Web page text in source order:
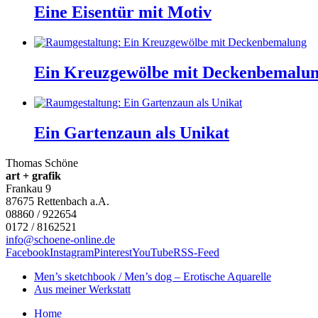
Eine Eisentür mit Motiv
Ein Kreuzgewölbe mit
Ein Gartenzaun als Unikat
Thomas Schöne
art + grafik
Frankau 9
87675 Rettenbach a.A.
08860 / 922654
0172 / 8162521
info@schoene-online.de
FacebookInstagramPinterestYouTubeRSS-Feed
Men’s sketchbook / Men’s dog – Erotische Aquarelle
Aus meiner Werkstatt
Home